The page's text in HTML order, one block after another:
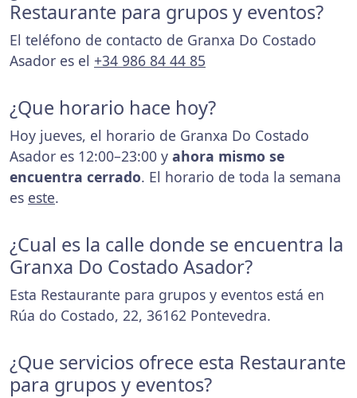
Restaurante para grupos y eventos?
El teléfono de contacto de Granxa Do Costado
Asador es el +34 986 84 44 85
¿Que horario hace hoy?
Hoy jueves, el horario de Granxa Do Costado
Asador es 12:00–23:00 y ahora mismo se
encuentra cerrado. El horario de toda la semana
es este.
¿Cual es la calle donde se encuentra la
Granxa Do Costado Asador?
Esta Restaurante para grupos y eventos está en
Rúa do Costado, 22, 36162 Pontevedra.
¿Que servicios ofrece esta Restaurante
para grupos y eventos?